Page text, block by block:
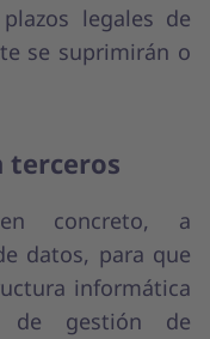
legales de
se suprimirán o
terceros
concreto, a
datos, para que
informática
de gestión de